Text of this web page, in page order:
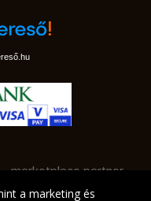
marketplace partner
a marketing és